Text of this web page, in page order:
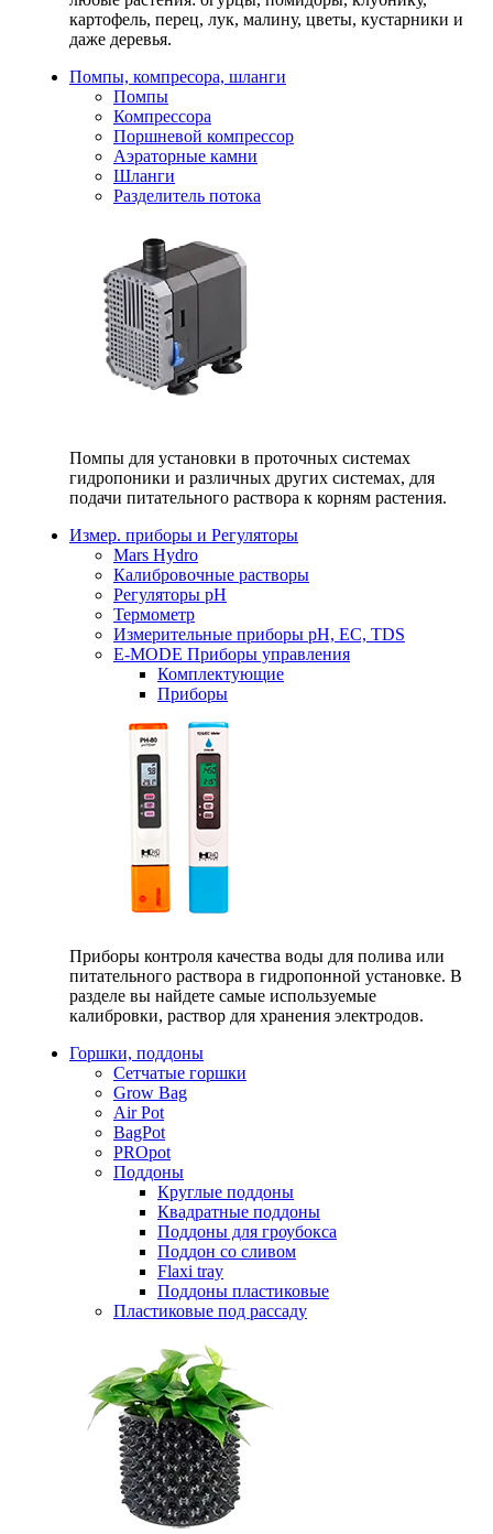
картофель, перец, лук, малину, цветы, кустарники и
даже деревья.
Помпы, компресора, шланги
Помпы
Компрессора
Поршневой компрессор
Аэраторные камни
Шланги
Разделитель потока
Помпы для установки в проточных системах
гидропоники и различных других системах, для
подачи питательного раствора к корням растения.
Измер. приборы и Регуляторы
Mars Hydro
Калибровочные растворы
Регуляторы рН
Термометр
Измерительные приборы pH, EC, TDS
E-MODE Приборы управления
Комплектующие
Приборы
Приборы контроля качества воды для полива или
питательного раствора в гидропонной установке. В
разделе вы найдете самые используемые
калибровки, раствор для хранения электродов.
Горшки, поддоны
Сетчатые горшки
Grow Bag
Air Pot
BagPot
PROpot
Поддоны
Круглые поддоны
Квадратные поддоны
Поддоны для гроубокса
Поддон со сливом
Flaxi tray
Поддоны пластиковые
Пластиковые под рассаду